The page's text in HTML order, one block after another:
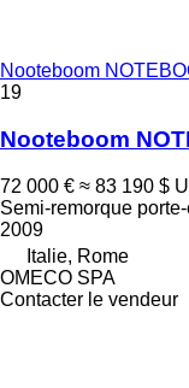
Nooteboom
19
Nooteboom
72 000 € ≈ 83 190 $
Semi-remorque
2009
Italie, Rome
OMECO SPA
Contacter le vendeur